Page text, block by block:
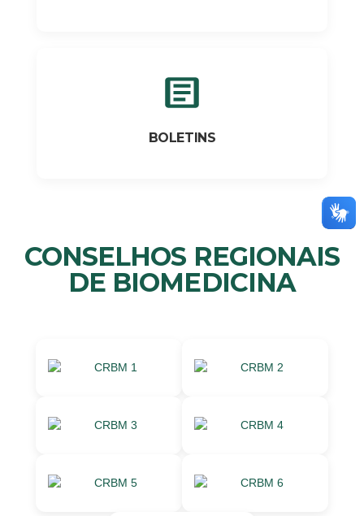
BOLETINS
CONSELHOS REGIONAIS
DE BIOMEDICINA